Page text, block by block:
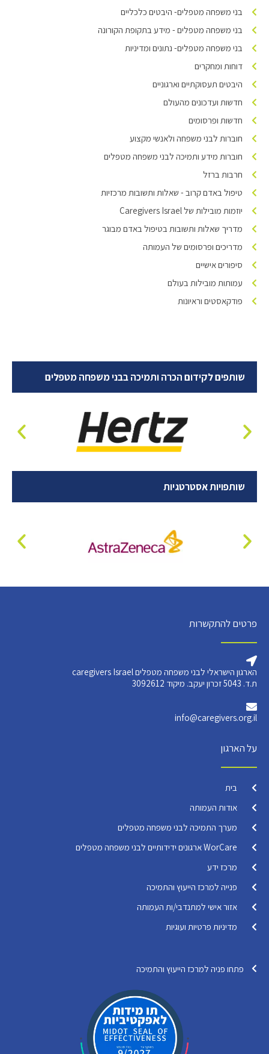
בני משפחה מטפלים- היבטים כלכליים
בני משפחה מטפלים - מידע בתקופת הקורונה
בני משפחה מטפלים- נתונים ומדיניות
דוחות ומחקרים
היבטים תעסוקתיים וארגוניים
חדשות ועדכונים מהעולם
חדשות ופרסומים
חוברות לבני משפחה ולאנשי מקצוע
חוברות מידע ותמיכה לבני משפחה מטפלים
חרבות ברזל
טיפול באדם קרוב - שאלות ותשובות מרכזיות
יוזמות מובילות של Caregivers Israel
מדריך שאלות ותשובות בטיפול באדם מבוגר
מדריכים ופרסומים של העמותה
סיפורים אישיים
עמותות מובילות בעולם
פודקאסטים וראיונות
שותפים לקידום הכרה ותמיכה בבני משפחה מטפלים
שותפויות אסטרטגיות
פרטים להתקשרות
הארגון הישראלי לבני משפחה מטפלים caregivers Israel
ת.ד. 5043 זכרון יעקב. מיקוד 3092612
info@caregivers.org.il
על הארגון
בית
אודות העמותה
מערך התמיכה לבני משפחה מטפלים
WorCare ארגונים ידידותיים לבני משפחה מטפלים
מרכז ידע
פנייה למרכז הייעוץ והתמיכה
אזור אישי למתנדבי/ות העמותה
מדיניות פרטיות ועוגיות
פתחו פניה למרכז הייעוץ והתמיכה